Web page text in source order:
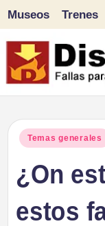
Saltar
al
Museos Trenes
Publicado
Temas generales
¿On
estos